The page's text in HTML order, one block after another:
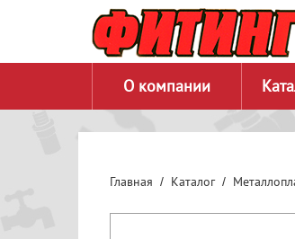
О компании
Главная Каталог